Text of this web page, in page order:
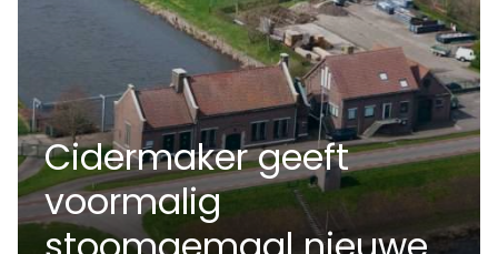
Cidermaker geeft
voormalig